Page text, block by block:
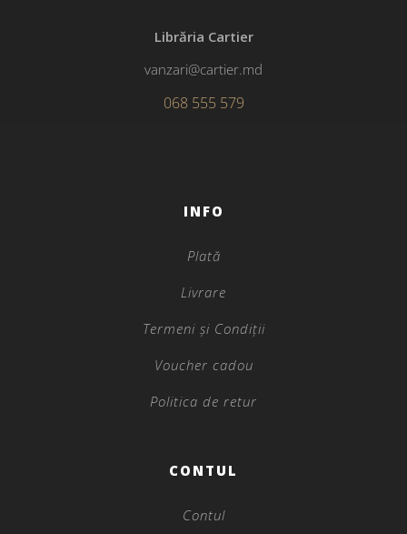
Librăria Cartier
vanzari@cartier.md
068 555 579
INFO
Plată
Livrare
Termeni și Condiții
Voucher cadou
Politica de retur
CONTUL
Contul